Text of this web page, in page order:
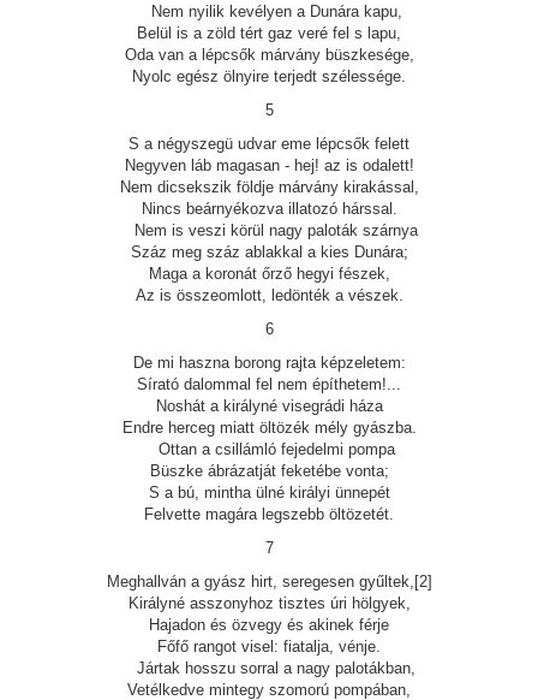
Nem nyilik kevélyen a Dunára kapu,
Belül is a zöld tért gaz veré fel s lapu,
Oda van a lépcsők márvány büszkesége,
Nyolc egész ölnyire terjedt szélessége.
5
S a négyszegü udvar eme lépcsők felett
Negyven láb magasan - hej! az is odalett!
Nem dicsekszik földje márvány kirakással,
Nincs beárnyékozva illatozó hárssal.
Nem is veszi körül nagy paloták szárnya
Száz meg száz ablakkal a kies Dunára;
Maga a koronát őrző hegyi fészek,
Az is összeomlott, ledönték a vészek.
6
De mi haszna borong rajta képzeletem:
Sírató dalommal fel nem építhetem!...
Noshát a királyné visegrádi háza
Endre herceg miatt öltözék mély gyászba.
Ottan a csillámló fejedelmi pompa
Büszke ábrázatját feketébe vonta;
S a bú, mintha ülné királyi ünnepét
Felvette magára legszebb öltözetét.
7
Meghallván a gyász hirt, seregesen gyűltek,[2]
Királyné asszonyhoz tisztes úri hölgyek,
Hajadon és özvegy és akinek férje
Főfő rangot visel: fiatalja, vénje.
Jártak hosszu sorral a nagy palotákban,
Vetélkedve mintegy szomorú pompában,